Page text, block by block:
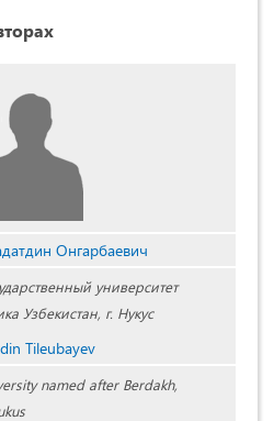
Онгарбаевич
университет
Узбекистан, г. Нукус
Tileubayev
named after Berdakh,